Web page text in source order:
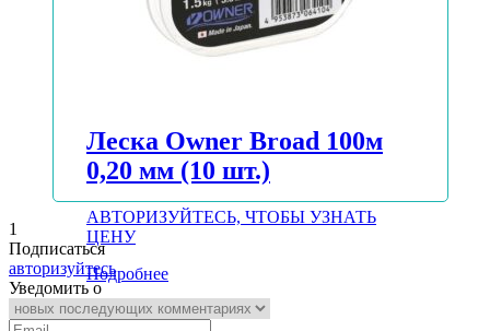
Леска Owner Broad 100м
0,20 мм (10 шт.)
АВТОРИЗУЙТЕСЬ, ЧТОБЫ УЗНАТЬ
ЦЕНУ
Подробнее
1
Подписаться
авторизуйтесь
Уведомить о